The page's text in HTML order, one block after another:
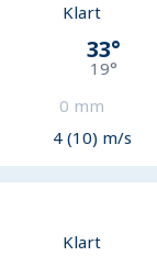
Klart
33°
19°
0 mm
4 (10) m/s
Klart